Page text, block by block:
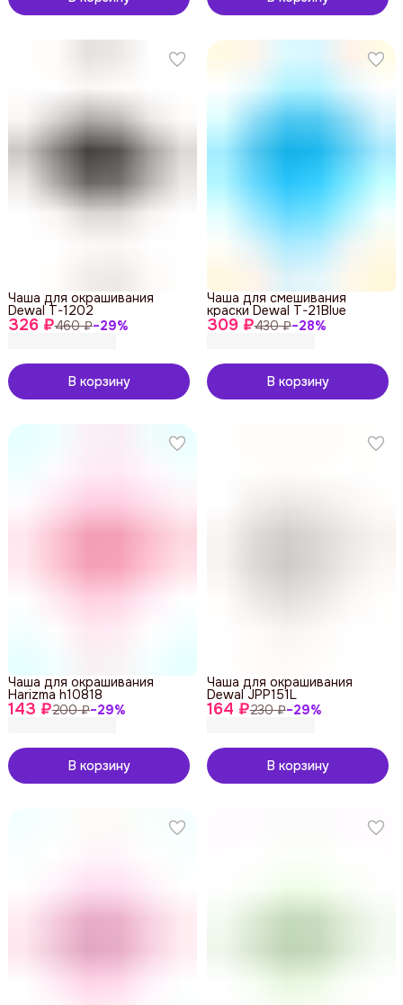
326 ₽460 ₽−29%
Чаша для окрашивания
Dewal T-1202
В корзину
309 ₽430 ₽−28%
Чаша для смешивания
краски Dewal T-21Blue
В корзину
143 ₽200 ₽−29%
Чаша для окрашивания
Harizma h10818
В корзину
164 ₽230 ₽−29%
Чаша для окрашивания
Dewal JPP151L
В корзину